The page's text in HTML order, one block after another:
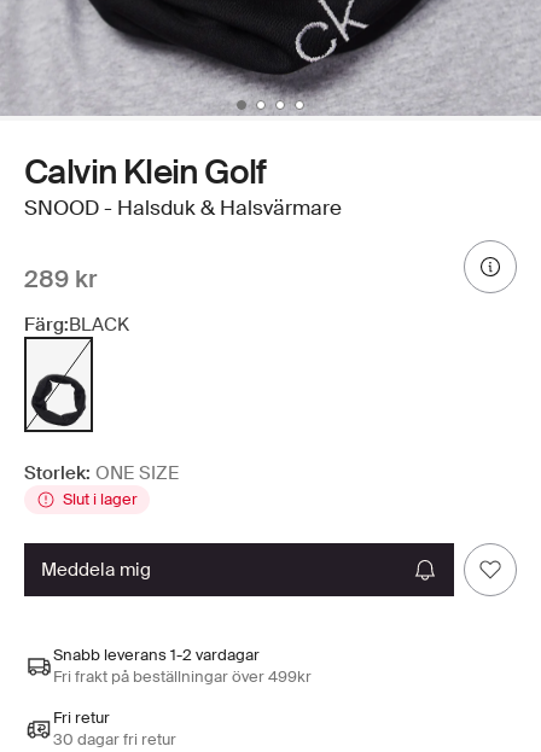
Calvin Klein Golf
SNOOD - Halsduk & Halsvärmare
289 kr
Färg:BLACK
Storlek: ONE SIZE
Slut i lager
meddela mig
Snabb leverans 1-2 vardagar
Fri frakt på beställningar över 499kr
Fri retur
30 dagar fri retur